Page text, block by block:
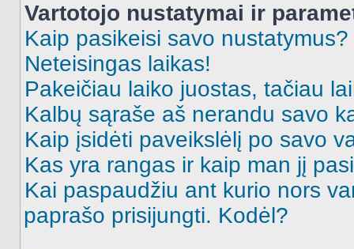
Vartotojo nustatymai ir
Kaip pasikeisi savo nustatymus?
Neteisingas laikas!
Pakeičiau laiko juostas, tačiau
Kalbų sąraše aš nerandu savo
Kaip įsidėti paveikslėlį po savo
Kas yra rangas ir kaip man jį
Kai paspaudžiu ant kurio nors
paprašo prisijungti. Kodėl?